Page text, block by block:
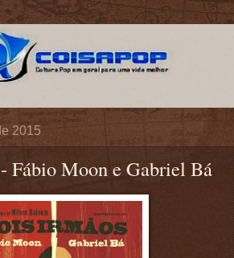
2015
Fábio Moon e Gabriel Bá